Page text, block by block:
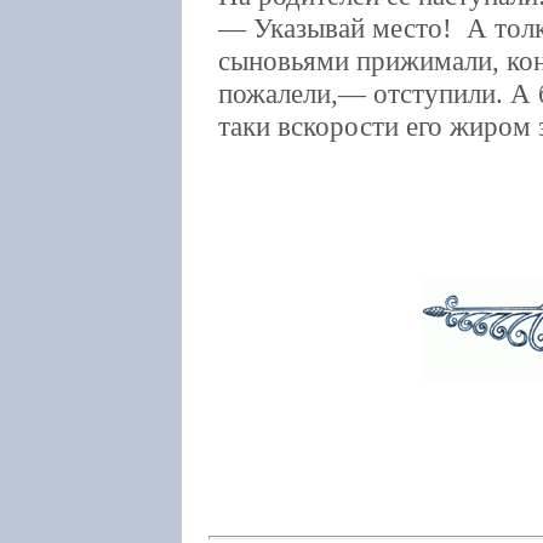
— Указывай место! А
сыновьями прижимали,
пожалели,— отступили. А
таки вскорости его жиром